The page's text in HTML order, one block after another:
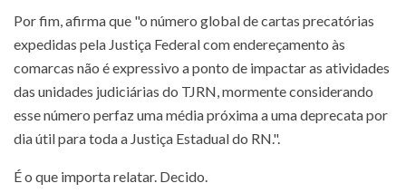
Por fim, afirma que "o número global de cartas precatórias
expedidas pela Justiça Federal com endereçamento às
comarcas não é expressivo a ponto de impactar as atividades
das unidades judiciárias do TJRN, mormente considerando
esse número perfaz uma média próxima a uma deprecata por
dia útil para toda a Justiça Estadual do RN.".
É o que importa relatar. Decido.